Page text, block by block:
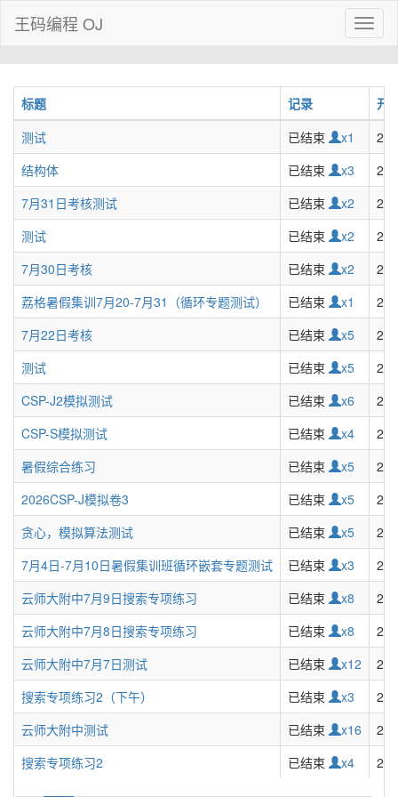
王码编程 OJ
标题 记录
开
测试
已结束 x1
结构体
已结束 x3
7月31日考核测试
已结束 x2
测试
已结束 x2
7月30日考核
已结束 x2
荔格暑假集训7月20-7月31（循环专题测试）
已结束 x1
7月22日考核
已结束 x5
测试
已结束 x5
CSP-J2模拟测试
已结束 x6
CSP-S模拟测试
已结束 x4
暑假综合练习
已结束 x5
2026CSP-J模拟卷3
已结束 x5
贪心，模拟算法测试
已结束 x5
7月4日-7月10日暑假集训班循环嵌套专题测试
已结束 x3
云师大附中7月9日搜索专项练习
已结束 x8
云师大附中7月8日搜索专项练习
已结束 x8
云师大附中7月7日测试
已结束 x12
搜索专项练习2（下午）
已结束 x3
云师大附中测试
已结束 x16
搜索专项练习2
已结束 x4